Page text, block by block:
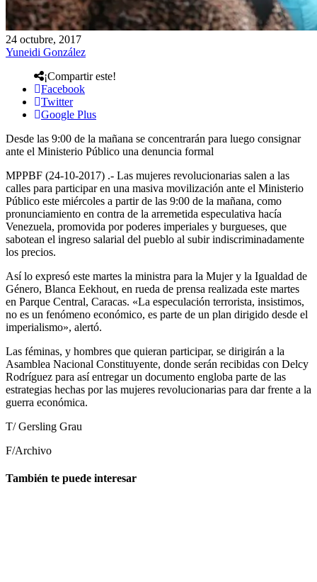
24 octubre, 2017
Yuneidi González
¡Compartir este!
Facebook
Twitter
Google Plus
Desde las 9:00 de la mañana se concentrarán para luego consignar
ante el Ministerio Público una denuncia formal
MPPBF (24-10-2017) .- Las mujeres revolucionarias salen a las
calles para participar en una masiva movilización ante el Ministerio
Público este miércoles a partir de las 9:00 de la mañana, como
pronunciamiento en contra de la arremetida especulativa hacía
Venezuela, promovida por poderes imperiales y burgueses, que
sabotean el ingreso salarial del pueblo al subir indiscriminadamente
los precios.
Así lo expresó este martes la ministra para la Mujer y la Igualdad de
Género, Blanca Eekhout, en rueda de prensa realizada este martes
en Parque Central, Caracas. «La especulación terrorista, insistimos,
no es un fenómeno económico, es parte de un plan dirigido desde el
imperialismo», alertó.
Las féminas, y hombres que quieran participar, se dirigirán a la
Asamblea Nacional Constituyente, donde serán recibidas con Delcy
Rodríguez para así entregar un documento engloba parte de las
estrategias hechas por las mujeres revolucionarias para dar frente a la
guerra económica.
T/ Gersling Grau
F/Archivo
También te puede interesar